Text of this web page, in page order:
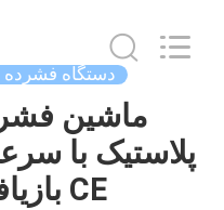
صفحه
اصلی
MACHINERY
CO.,LTD.
دستگاه فشرده
ماشین
پلاستیک با
CE بازیافت پلاستیک